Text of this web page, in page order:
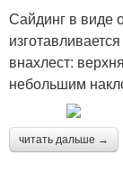
Сайдинг в виде
внахлест:
небольшим
читать дальше →